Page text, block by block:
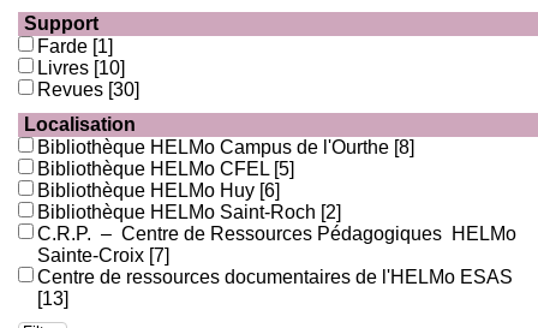
Support
Farde [1]
Livres [10]
Revues [30]
Localisation
Bibliothèque HELMo Campus de l'Ourthe [8]
Bibliothèque HELMo CFEL [5]
Bibliothèque HELMo Huy [6]
Bibliothèque HELMo Saint-Roch [2]
C.R.P. – Centre de Ressources Pédagogiques HELMo
Sainte-Croix [7]
Centre de ressources documentaires de l'HELMo ESAS
[13]